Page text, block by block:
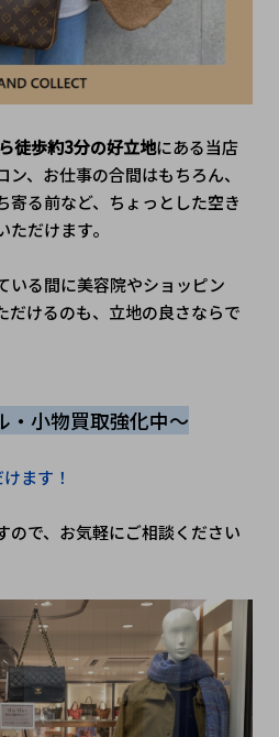
徒歩約3分の好立地にある当店
、お仕事の合間はもちろん、
寄る前など、ちょっとした空き
だけます。
いる間に美容院やショッピン
だけるのも、立地の良さならで
・小物買取強化中～
ます！
ので、お気軽にご相談ください